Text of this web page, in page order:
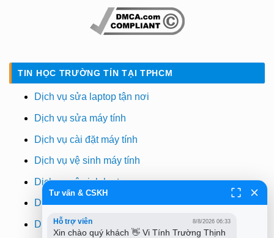
TIN HỌC TRƯỜNG TÍN TẠI TPHCM
Dịch vụ sửa laptop tận nơi
Dịch vụ sửa máy tính
Dịch vụ cài đặt máy tính
Dịch vụ vệ sinh máy tính
Dịch vụ vệ sinh laptop
Dịch vụ cài win
Dịch vụ cứu dữ liệu
Tư vấn & CSKH
Hỗ trợ viên 8/8/2026 06:33
Xin chào quý khách 👋 Vi Tính Trường Thịnh